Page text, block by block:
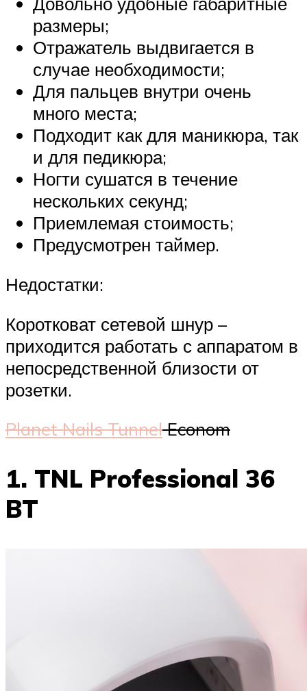
размеры;
Отражатель выдвигается в
случае необходимости;
Для пальцев внутри очень
много места;
Подходит как для маникюра, так
и для педикюра;
Ногти сушатся в течение
нескольких секунд;
Приемлемая стоимость;
Предусмотрен таймер.
Недостатки:
Коротковат сетевой шнур –
приходится работать с аппаратом в
непосредственной близости от
розетки.
Planet Nails TunnelEconom
1. TNL Professional 36
BT